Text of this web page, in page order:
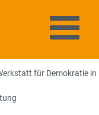
für Demokratie in